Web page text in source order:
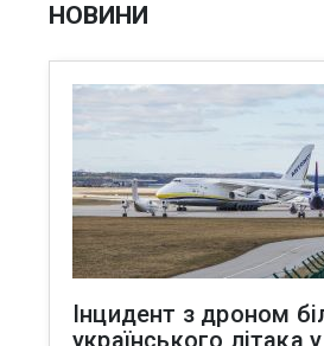
НОВИНИ
Інцидент з дроном
українського літака у